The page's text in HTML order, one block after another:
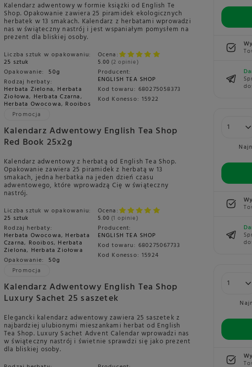
Kalendarz adwentowy w formie książki od English Te
Shop. Opakowanie zawiera 25 piramidek ekologicznych
herbatek w 13 smakach. Kalendarz z herbatami wprowadzi
nas w świąteczny nastrój i jest wspaniałym pomysłem na
prezent dla bliskiej osoby.
Liczba sztuk w opakowaniu:
25 sztuk
Opakowanie: 50g
Rodzaj herbaty:
Herbata Zielona, Herbata
Ziołowa, Herbata Czarna,
Herbata Owocowa, Rooibos
Ocena:
5.00 2 opinie
Producent:
ENGLISH TEA SHOP
Kod towaru: 680275058373
Kod Konesso: 15922
Promocja
Kalendarz Adwentowy English Tea Shop
Red Book 25x2g
Kalendarz adwentowy z herbatą od English Tea Shop.
Opakowanie zawiera 25 piramidek z herbatą w 13
smakach, jedna herbatka na jeden dzień czasu
adwentowego, które wprowadzą Cię w świąteczny
nastrój.
Liczba sztuk w opakowaniu:
25 sztuk
Rodzaj herbaty:
Herbata Owocowa, Herbata
Czarna, Rooibos, Herbata
Zielona, Herbata Ziołowa
Opakowanie: 50g
Ocena:
5.00 1 opinie
Producent:
ENGLISH TEA SHOP
Kod towaru: 680275067733
Kod Konesso: 15924
Promocja
Kalendarz Adwentowy English Tea Shop
Luxury Sachet 25 saszetek
Elegancki kalendarz adwentowy zawiera 25 saszetek z
najbardziej ulubionymi mieszankami herbat od English
Tea Shop. Luxury Sachet Advent Calendar wprowadzi nas
w świąteczny nastrój i świetnie sprawdzi się jako prezent
dla bliskiej osoby.